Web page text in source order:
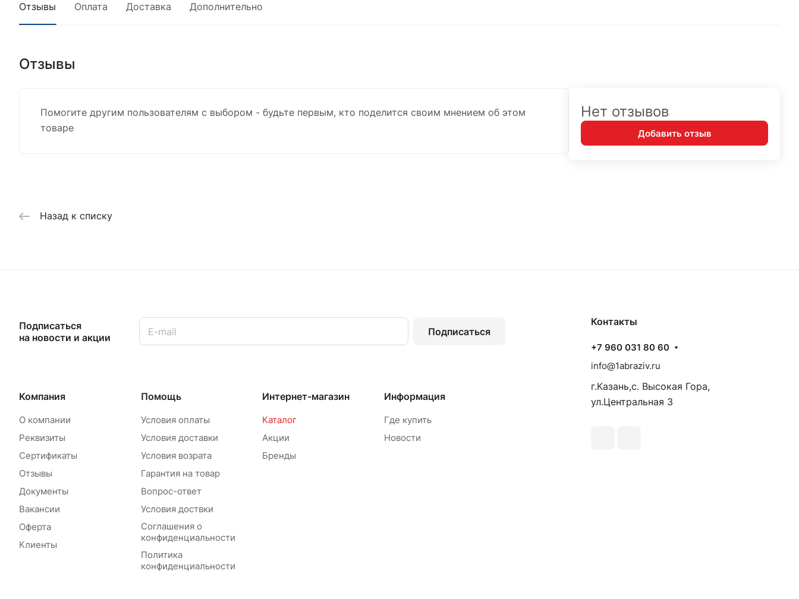
Отзывы Оплата Доставка Дополнительно
Отзывы
Помогите другим пользователям с выбором - будьте первым, кто поделится своим мнением об этом
товаре
Нет отзывов
Добавить отзыв
Назад к списку
Подписаться
на новости и акции
Подписаться
Компания
О компании
Реквизиты
Сертификаты
Отзывы
Документы
Вакансии
Оферта
Клиенты
Помощь
Условия оплаты
Условия доставки
Условия возрата
Гарантия на товар
Вопрос-ответ
Условия доствки
Соглашения о
конфиденциальности
Политика
конфиденциальности
Интернет-магазин
Каталог
Акции
Бренды
Информация
Где купить
Новости
Контакты
+7 960 031 80 60
info@1abraziv.ru
г.Казань,с. Высокая Гора,
ул.Центральная 3